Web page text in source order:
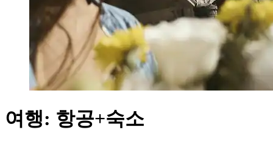
여행: 항공+숙소